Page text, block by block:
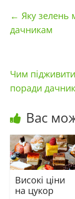
← Яку зелень
дачникам
Чим
поради
Вас
Високі ціни
на цукор